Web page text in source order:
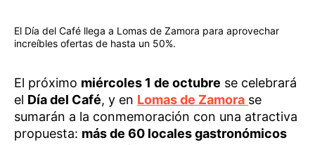
El Día del Café llega a Lomas de Zamora para aprovechar
increíbles ofertas de hasta un 50%.
El próximo miércoles 1 de octubre se celebrará
el Día del Café, y en Lomas de Zamora se
sumarán a la conmemoración con una atractiva
propuesta: más de 60 locales gastronómicos